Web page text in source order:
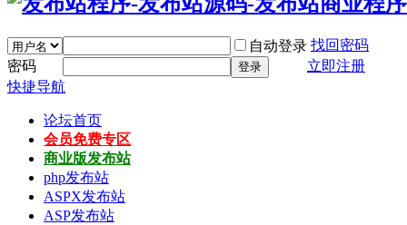
自动登录 找回密码
密码
登录
立即注册
快捷导航
论坛首页
会员免费专区
商业版发布站
php发布站
ASPX发布站
ASP发布站